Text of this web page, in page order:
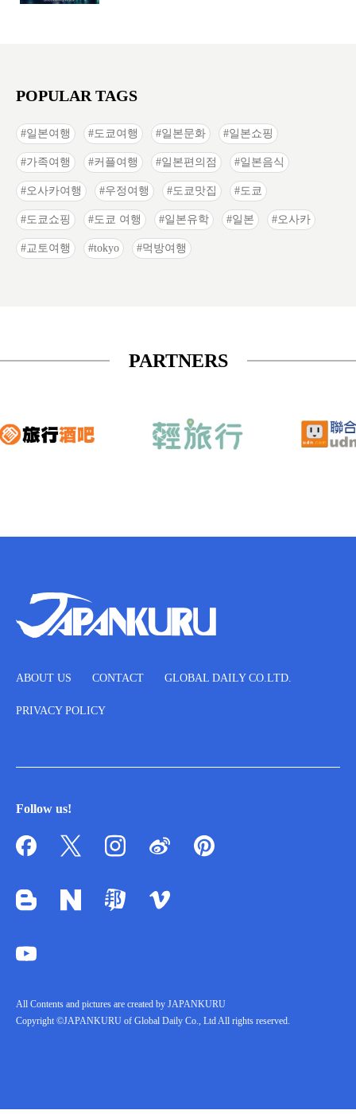
POPULAR TAGS
일본여행 도쿄여행 일본문화 일본쇼핑
가족여행 커플여행 일본편의점 일본음식
오사카여행 우정여행 도쿄맛집 도쿄
도쿄쇼핑 도쿄 여행 일본유학 일본 오사카
교토여행 tokyo 먹방여행
PARTNERS
ABOUT US CONTACT GLOBAL DAILY CO.LTD.
PRIVACY POLICY
Follow us!
All Contents and pictures are created by JAPANKURU
Copyright ©JAPANKURU of Global Daily Co., Ltd All rights reserved.